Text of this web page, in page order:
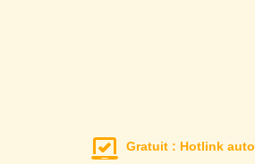
Gratuit : Hotlink